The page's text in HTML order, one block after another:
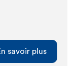
savoir plus